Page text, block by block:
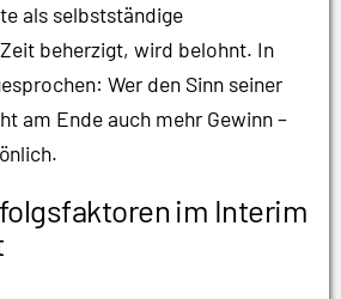
als selbstständige
beherzigt, wird belohnt. In
Wer den Sinn seiner
am Ende auch mehr Gewinn –
im Interim